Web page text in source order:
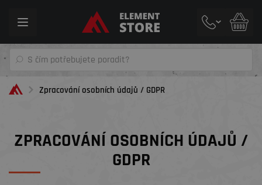
Toggle
Zpracování osobních údajů / GDPR
ZPRACOVÁNÍ OSOBNÍCH ÚDAJŮ /
GDPR